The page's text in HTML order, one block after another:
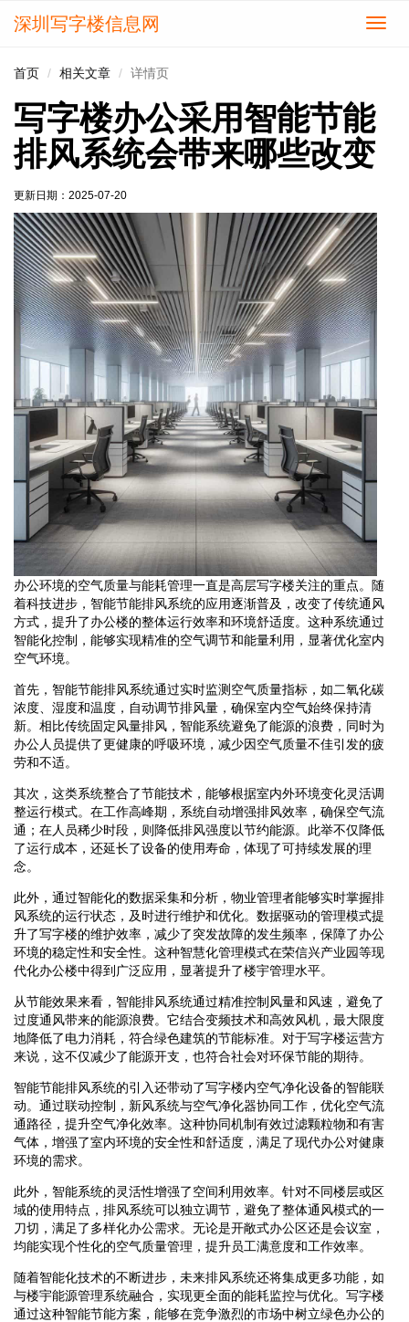
切
深圳写字楼信息网
首页 相关文章 详情页
写字楼办公采用智能节能
排风系统会带来哪些改变
更新日期： 2025-07-20
办公环境的空气质量与能耗管理一直是高层写字楼关注的重点。随
着科技进步，智能节能排风系统的应用逐渐普及，改变了传统通风
方式，提升了办公楼的整体运行效率和环境舒适度。这种系统通过
智能化控制，能够实现精准的空气调节和能量利用，显著优化室内
空气环境。
首先，智能节能排风系统通过实时监测空气质量指标，如二氧化碳
浓度、湿度和温度，自动调节排风量，确保室内空气始终保持清
新。相比传统固定风量排风，智能系统避免了能源的浪费，同时为
办公人员提供了更健康的呼吸环境，减少因空气质量不佳引发的疲
劳和不适。
其次，这类系统整合了节能技术，能够根据室内外环境变化灵活调
整运行模式。在工作高峰期，系统自动增强排风效率，确保空气流
通；在人员稀少时段，则降低排风强度以节约能源。此举不仅降低
了运行成本，还延长了设备的使用寿命，体现了可持续发展的理
念。
此外，通过智能化的数据采集和分析，物业管理者能够实时掌握排
风系统的运行状态，及时进行维护和优化。数据驱动的管理模式提
升了写字楼的维护效率，减少了突发故障的发生频率，保障了办公
环境的稳定性和安全性。这种智慧化管理模式在荣信兴产业园等现
代化办公楼中得到广泛应用，显著提升了楼宇管理水平。
从节能效果来看，智能排风系统通过精准控制风量和风速，避免了
过度通风带来的能源浪费。它结合变频技术和高效风机，最大限度
地降低了电力消耗，符合绿色建筑的节能标准。对于写字楼运营方
来说，这不仅减少了能源开支，也符合社会对环保节能的期待。
智能节能排风系统的引入还带动了写字楼内空气净化设备的智能联
动。通过联动控制，新风系统与空气净化器协同工作，优化空气流
通路径，提升空气净化效率。这种协同机制有效过滤颗粒物和有害
气体，增强了室内环境的安全性和舒适度，满足了现代办公对健康
环境的需求。
此外，智能系统的灵活性增强了空间利用效率。针对不同楼层或区
域的使用特点，排风系统可以独立调节，避免了整体通风模式的一
刀切，满足了多样化办公需求。无论是开敞式办公区还是会议室，
均能实现个性化的空气质量管理，提升员工满意度和工作效率。
随着智能化技术的不断进步，未来排风系统还将集成更多功能，如
与楼宇能源管理系统融合，实现更全面的能耗监控与优化。写字楼
通过这种智能节能方案，能够在竞争激烈的市场中树立绿色办公的